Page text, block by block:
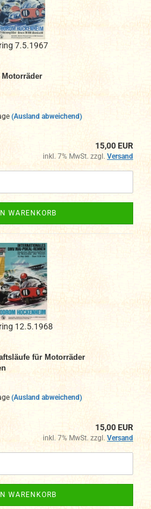
7.5.1967
(Ausland abweichend)
15,00 EUR
inkl. 7% MwSt. zzgl. Versand
WARENKORB
12.5.1968
für Motorräder
(Ausland abweichend)
15,00 EUR
inkl. 7% MwSt. zzgl. Versand
WARENKORB